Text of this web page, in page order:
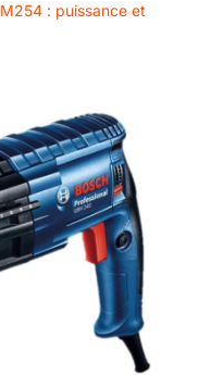
: puissance et